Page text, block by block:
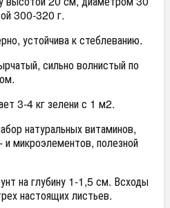
300-320 г.
устойчива к стеблеванию.
сильно волнистый по
3-4 кг зелени с 1 м2.
натуральных витаминов,
и микроэлементов, полезной
на глубину 1-1,5 см. Всходы
настоящих листьев.